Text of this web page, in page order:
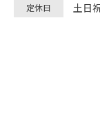
定休日 土日